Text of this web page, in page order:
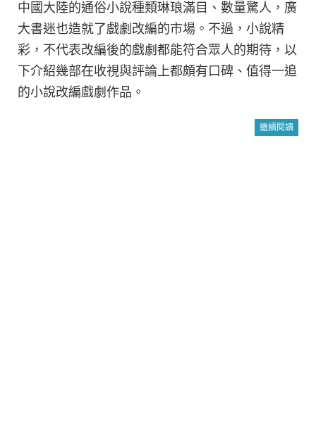
中國大陸的通俗小說種類琳琅滿目、數量驚人，廣
大書迷也造就了戲劇改編的市場。不過，小說精
彩，不代表改編後的戲劇都能符合眾人的期待，以
下介紹幾部在收視與評論上都頗有口碑、值得一追
的小說改編戲劇作品。
繼續閱讀